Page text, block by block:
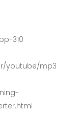
310
youtube/mp3